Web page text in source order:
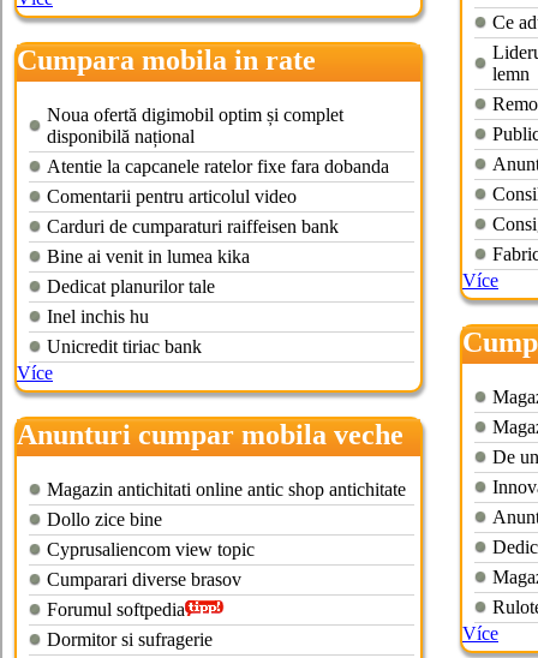
Cumpara mobila in rate
Noua ofertă digimobil optim și complet
disponibilă național
Atentie la capcanele ratelor fixe fara dobanda
Comentarii pentru articolul video
Carduri de cumparaturi raiffeisen bank
Bine ai venit in lumea kika
Dedicat planurilor tale
Inel inchis hu
Unicredit tiriac bank
Více
Anunturi cumpar mobila veche
Magazin antichitati online antic shop antichitate
Dollo zice bine
Cyprusaliencom view topic
Cumparari diverse brasov
Forumul softpedia
Dormitor si sufragerie
Ce
lemn
Více
De
Více